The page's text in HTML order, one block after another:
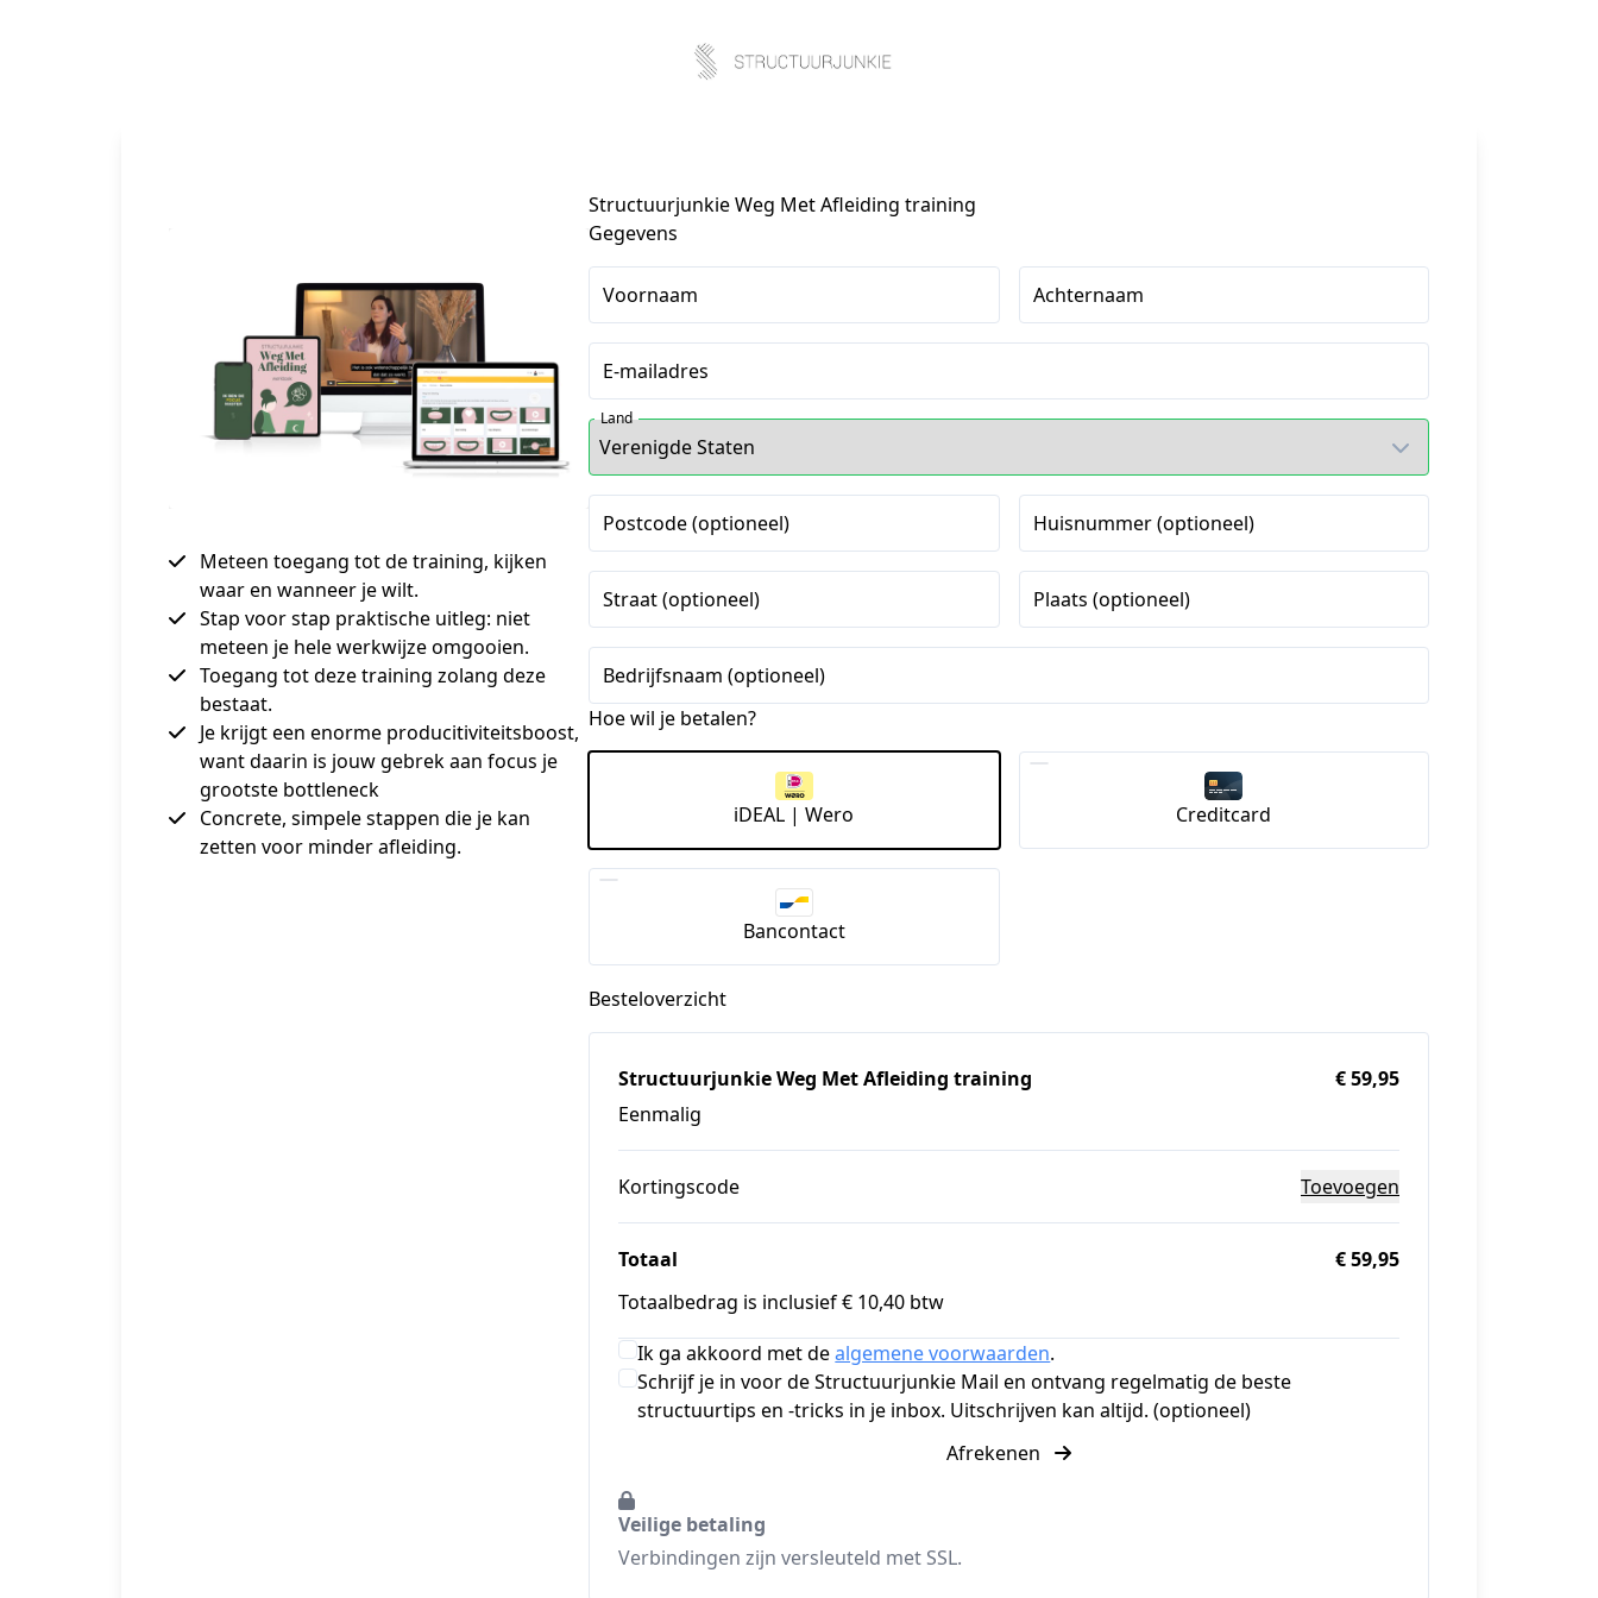
Meteen toegang tot de training, kijken
waar en wanneer je wilt.
Stap voor stap praktische uitleg: niet
meteen je hele werkwijze omgooien.
Toegang tot deze training zolang deze
bestaat.
Je krijgt een enorme producitiviteitsboost,
want daarin is jouw gebrek aan focus je
grootste bottleneck
Concrete, simpele stappen die je kan
zetten voor minder afleiding.
Structuurjunkie Weg Met Afleiding training
Gegevens
Voornaam Achternaam
E-mailadres
Land
Postcode (optioneel) Huisnummer (optioneel)
Straat (optioneel) Plaats (optioneel)
Bedrijfsnaam (optioneel)
Hoe wil je betalen?
iDEAL | Wero Creditcard
Bancontact
Besteloverzicht
Structuurjunkie Weg Met Afleiding training
Eenmalig
€ 59,95
Kortingscode Toevoegen
Totaal
€ 59,95
Totaalbedrag is inclusief € 10,40 btw
Ik ga akkoord met dealgemene voorwaarden.
Schrijf je in voor de Structuurjunkie Mail en ontvang regelmatig de beste
structuurtips en -tricks in je inbox. Uitschrijven kan altijd. (optioneel)
Afrekenen
Veilige betaling
Verbindingen zijn versleuteld met SSL.